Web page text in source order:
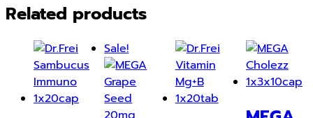
Related products
Sale!